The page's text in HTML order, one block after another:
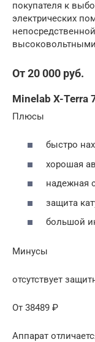
покупателя к
электрических
От 20 000 руб.
Minelab X-Terra
Плюсы
быстро
хорошая
надежная
защита
большой
Минусы
отсутствует
От 38489 ₽
Аппарат